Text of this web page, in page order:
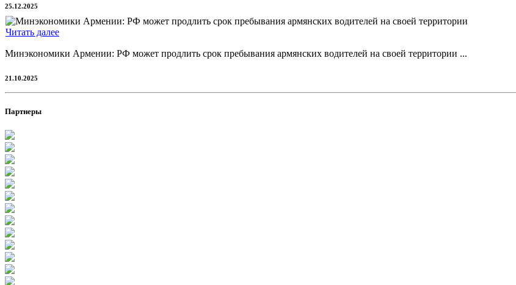
25.12.2025
Читать далее
Минэкономики Армении: РФ может продлить срок пребывания армянских водителей на своей территории ...
21.10.2025
Партнеры